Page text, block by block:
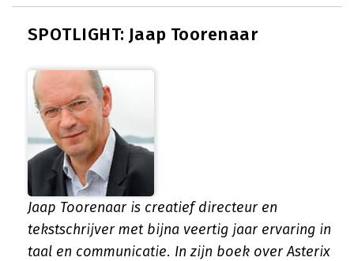
SPOTLIGHT: Jaap Toorenaar
Jaap Toorenaar is creatief directeur en
tekstschrijver met bijna veertig jaar ervaring in
taal en communicatie. In zijn boek over Asterix